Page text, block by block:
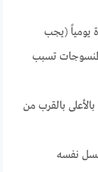
يومياً (يجب
تسبب
بالقرب من
نفسه